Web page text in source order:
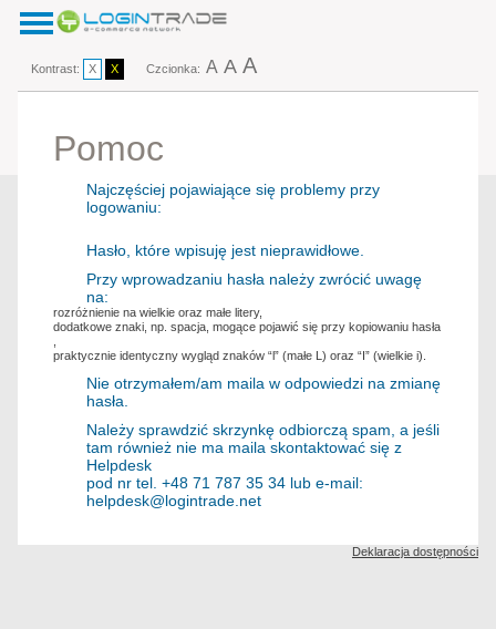
Kontrast: X X Czcionka: A A A
Pomoc
Najczęściej pojawiające się problemy przy
logowaniu:
Hasło, które wpisuję jest nieprawidłowe.
Przy wprowadzaniu hasła należy zwrócić uwagę
na:
rozróżnienie na wielkie oraz małe litery,
dodatkowe znaki, np. spacja, mogące pojawić się przy kopiowaniu hasła
praktycznie identyczny wygląd znaków “l” (małe L) oraz “I” (wielkie i).
Nie otrzymałem/am maila w odpowiedzi na zmianę
hasła.
Należy sprawdzić skrzynkę odbiorczą spam, a jeśli
tam również nie ma maila skontaktować się z
Helpdesk
pod nr tel. +48 71 787 35 34 lub e-mail:
helpdesk@logintrade.net
Deklaracja dostępności